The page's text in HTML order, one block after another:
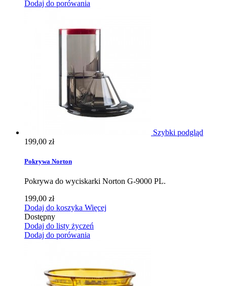
Dodaj do porówania
Szybki podgląd
199,00 zł
Pokrywa Norton
Pokrywa do wyciskarki Norton G-9000 PL.
199,00 zł
Dodaj do koszyka Więcej
Dostępny
Dodaj do listy życzeń
Dodaj do porówania